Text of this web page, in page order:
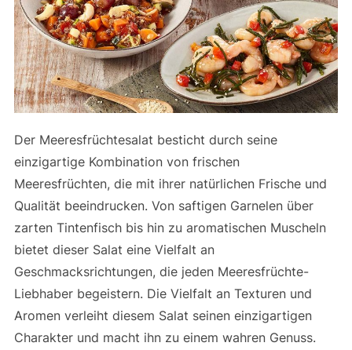
Der Meeresfrüchtesalat besticht durch seine
einzigartige Kombination von frischen
Meeresfrüchten, die mit ihrer natürlichen Frische und
Qualität beeindrucken. Von saftigen Garnelen über
zarten Tintenfisch bis hin zu aromatischen Muscheln
bietet dieser Salat eine Vielfalt an
Geschmacksrichtungen, die jeden Meeresfrüchte-
Liebhaber begeistern. Die Vielfalt an Texturen und
Aromen verleiht diesem Salat seinen einzigartigen
Charakter und macht ihn zu einem wahren Genuss.